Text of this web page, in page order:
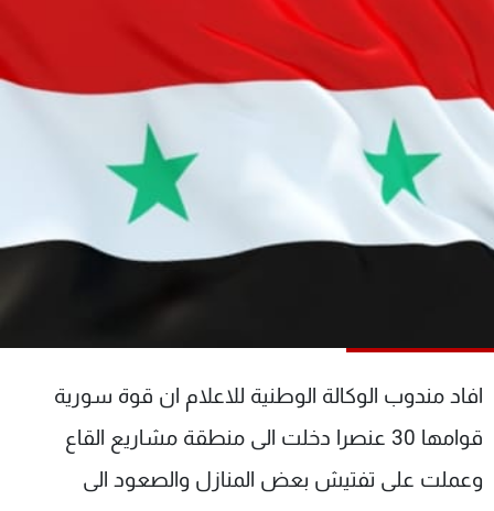
افاد مندوب الوكالة الوطنية للاعلام ان قوة سورية
قوامها 30 عنصرا دخلت الى منطقة مشاريع القاع
وعملت على تفتيش بعض المنازل والصعود الى
إقتصاد فن
منوعات رياضة
كأس العالم
البرامج
عن MTV
لاعلاناتكم
وظائف
شروط الإسـتخدام